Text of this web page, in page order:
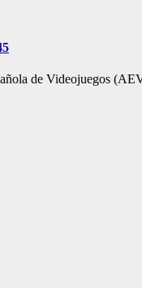
de Videojuegos